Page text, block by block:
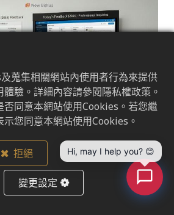
星期一早晨，您的產品開發團
，檢閱最新款保健食品的顧客回
評論大概只會圍繞在口味或包
蒐集相關網站內使用者行為來提供
驗。詳細內容請參閱隱私權政策。
否同意本網站使用Cookies。若您繼
您同意本網站使用Cookies。
拒絕
變更設定
Hi, may I help you? 😊